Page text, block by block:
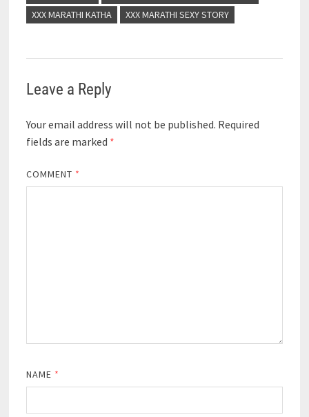
XXX MARATHI KATHA
XXX MARATHI SEXY STORY
Leave a Reply
Your email address will not be published. Required
fields are marked *
COMMENT *
NAME *